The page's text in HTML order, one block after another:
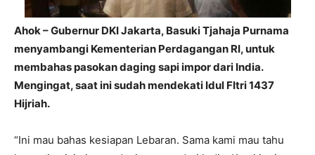
Ahok – Gubernur DKI Jakarta, Basuki Tjahaja Purnama
menyambangi Kementerian Perdagangan RI, untuk
membahas pasokan daging sapi impor dari India.
Mengingat, saat ini sudah mendekati Idul FItri 1437
Hijriah.
“Ini mau bahas kesiapan Lebaran. Sama kami mau tahu